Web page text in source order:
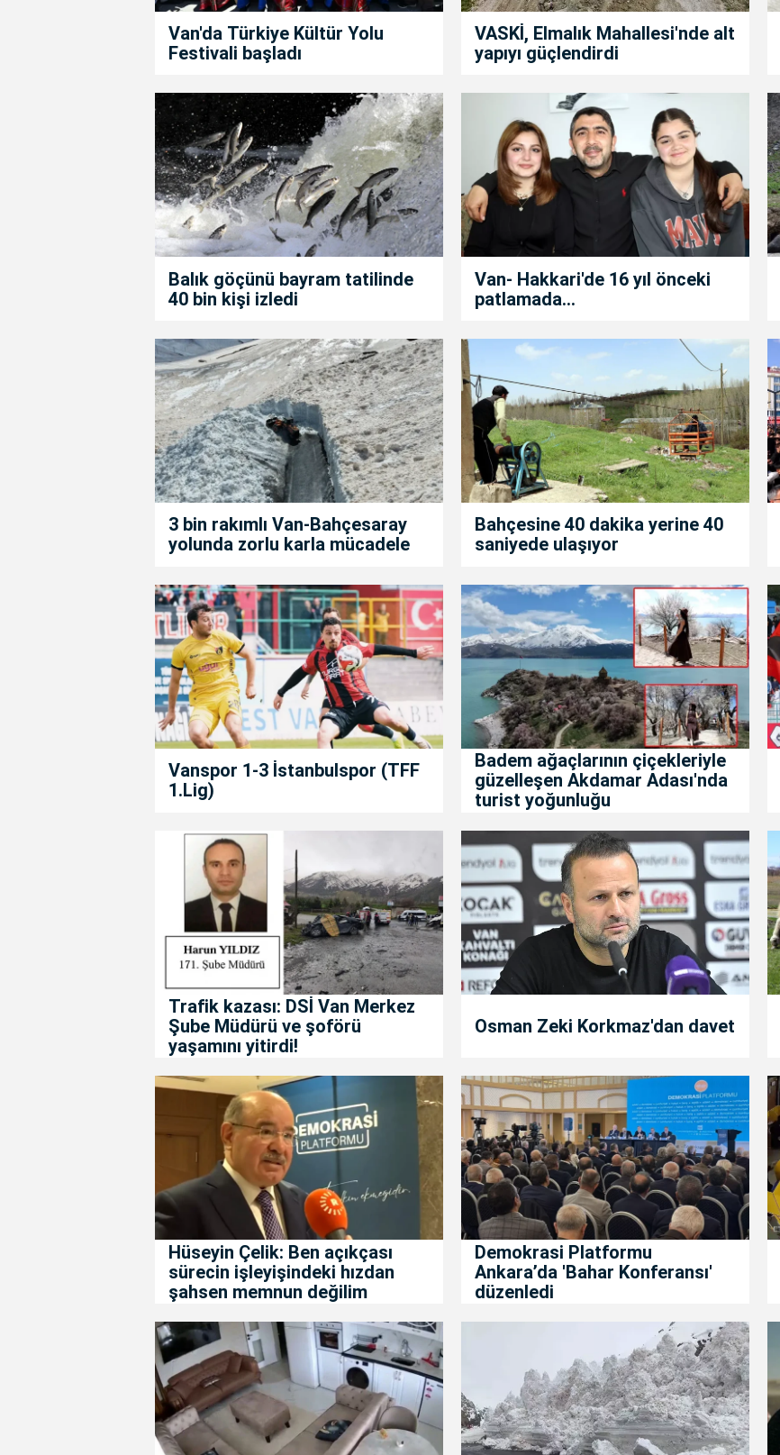
Van'da Türkiye Kültür Yolu
Festivali başladı
VASKİ, Elmalık Mahallesi'nde alt
yapıyı güçlendirdi
Balık göçünü bayram tatilinde
40 bin kişi izledi
Van- Hakkari'de 16 yıl önceki
patlamada...
3 bin rakımlı Van-Bahçesaray
yolunda zorlu karla mücadele
Bahçesine 40 dakika yerine 40
saniyede ulaşıyor
Vanspor 1-3 İstanbulspor (TFF
1.Lig)
Badem ağaçlarının çiçekleriyle
güzelleşen Akdamar Adası'nda
turist yoğunluğu
Trafik kazası: DSİ Van Merkez
Şube Müdürü ve şoförü
yaşamını yitirdi!
Osman Zeki Korkmaz'dan davet
Hüseyin Çelik: Ben açıkçası
sürecin işleyişindeki hızdan
şahsen memnun değilim
Demokrasi Platformu
Ankara’da 'Bahar Konferansı'
düzenledi